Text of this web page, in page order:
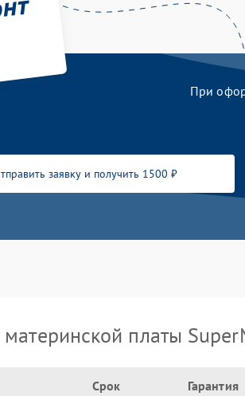
При
заявку и получить 1500 ₽
платы
Срок Гарантия